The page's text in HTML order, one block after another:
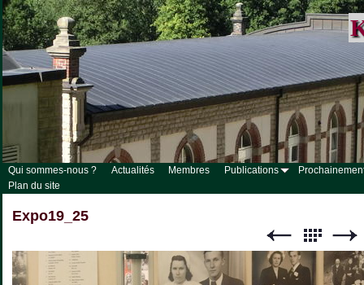
Qui sommes-nous ? Actualités Membres Publications
Plan du site
Expo19_25